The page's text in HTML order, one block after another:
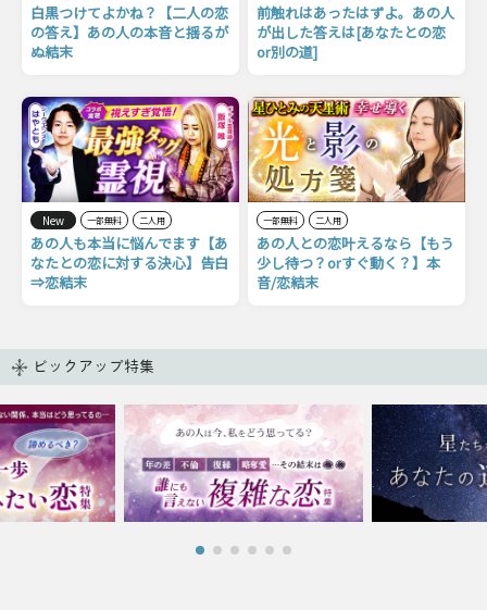
白黒つけてよかね？【二人の恋
の答え】あの人の本音と揺るが
ぬ結末
前触れはあったはずよ。あの人
が出した答えは[あなたとの恋
or別の道]
New 一部無料 二人用
あの人も本当に悩んでます【あ
なたとの恋に対する決心】告白
⇒恋結末
一部無料 二人用
あの人との恋叶えるなら【もう
少し待つ？orすぐ動く？】本
音/恋結末
ピックアップ特集